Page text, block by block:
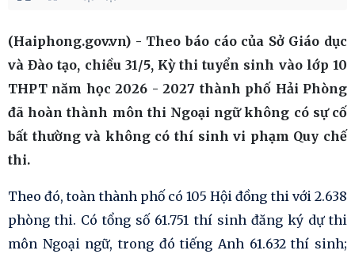
(Haiphong.gov.vn) - Theo báo cáo của Sở Giáo dục
và Đào tạo, chiều 31/5, Kỳ thi tuyển sinh vào lớp 10
THPT năm học 2026 - 2027 thành phố Hải Phòng
đã hoàn thành môn thi Ngoại ngữ không có sự cố
bất thường và không có thí sinh vi phạm Quy chế
thi.
Theo đó, toàn thành phố có 105 Hội đồng thi với 2.638
phòng thi. Có tổng số 61.751 thí sinh đăng ký dự thi
môn Ngoại ngữ, trong đó tiếng Anh 61.632 thí sinh;